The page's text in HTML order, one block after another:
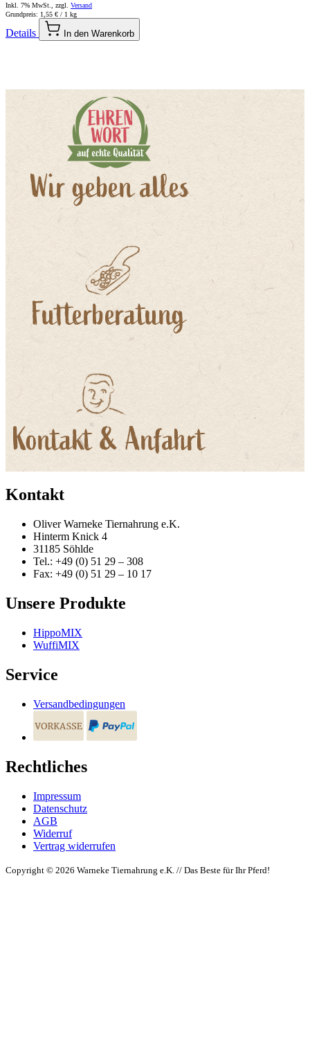
Inkl. 7% MwSt., zzgl. Versand
Grundpreis: 1,55 € / 1 kg
Details In den Warenkorb
Kontakt
Oliver Warneke Tiernahrung e.K.
Hinterm Knick 4
31185 Söhlde
Tel.: +49 (0) 51 29 – 308
Fax: +49 (0) 51 29 – 10 17
Unsere Produkte
HippoMIX
WuffiMIX
Service
Versandbedingungen
Rechtliches
Impressum
Datenschutz
AGB
Widerruf
Vertrag widerrufen
Copyright © 2026 Warneke Tiernahrung e.K. // Das Beste für Ihr Pferd!